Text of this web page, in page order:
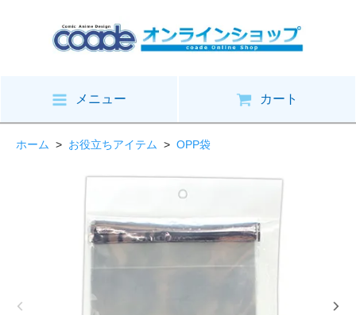
メニュー カート
ホーム > お役立ちアイテム > OPP袋